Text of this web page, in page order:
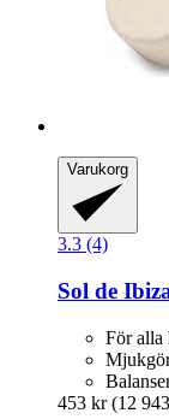
Varukorg
3.3 (4)
Sol de
För alla
453 kr (12